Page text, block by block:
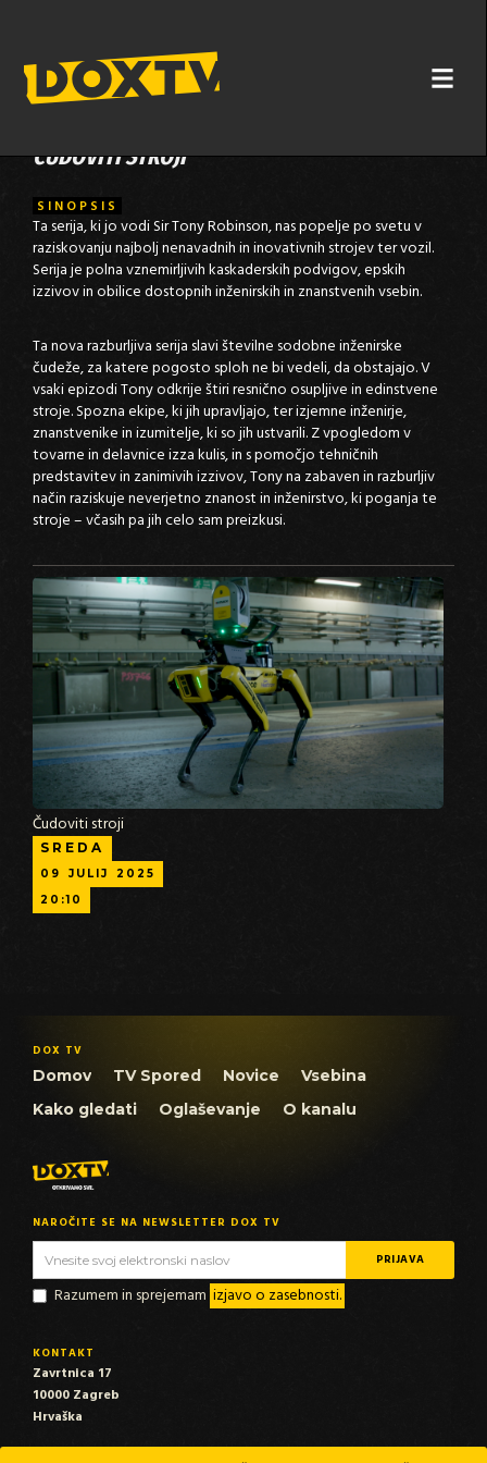
ČUDOVITI STROJI
SINOPSIS
Ta serija, ki jo vodi Sir Tony Robinson, nas popelje po svetu v
raziskovanju najbolj nenavadnih in inovativnih strojev ter vozil.
Serija je polna vznemirljivih kaskaderskih podvigov, epskih
izzivov in obilice dostopnih inženirskih in znanstvenih vsebin.
Ta nova razburljiva serija slavi številne sodobne inženirske
čudeže, za katere pogosto sploh ne bi vedeli, da obstajajo. V
vsaki epizodi Tony odkrije štiri resnično osupljive in edinstvene
stroje. Spozna ekipe, ki jih upravljajo, ter izjemne inženirje,
znanstvenike in izumitelje, ki so jih ustvarili. Z vpogledom v
tovarne in delavnice izza kulis, in s pomočjo tehničnih
predstavitev in zanimivih izzivov, Tony na zabaven in razburljiv
način raziskuje neverjetno znanost in inženirstvo, ki poganja te
stroje – včasih pa jih celo sam preizkusi.
Čudoviti stroji
SREDA
09 JULIJ
2025
20:10
DOX TV
Domov TV Spored Novice
Vsebina
Kako gledati
Oglaševanje O kanalu
NAROČITE SE NA NEWSLETTER DOX TV
Razumem in sprejemam izjavo o zasebnosti.
KONTAKT
Zavrtnica 17
10000 Zagreb
Hrvaška
EMAIL